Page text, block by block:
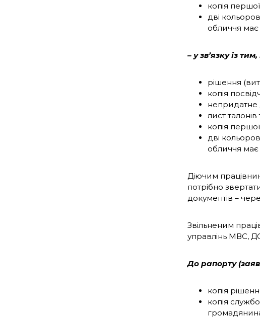
копія
дві
обличчя
– у зв’язку із
рішення
копія
непридатне
лист талонів
копія
дві
обличчя
Діючим
потрібно
документів –
Звільненим
управлінь МВС,
До рапорту
копія
копія